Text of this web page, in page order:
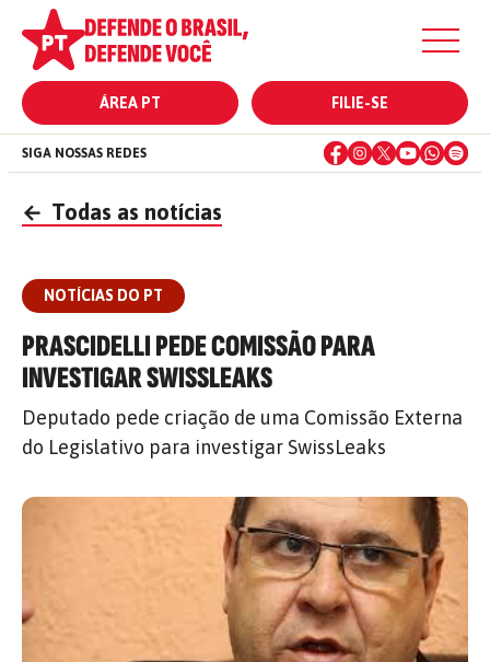
ÁREA PT FILIE-SE
SIGA NOSSAS REDES
← Todas as notícias
NOTÍCIAS DO PT
PRASCIDELLI PEDE COMISSÃO PARA
INVESTIGAR SWISSLEAKS
Deputado pede criação de uma Comissão Externa
do Legislativo para investigar SwissLeaks